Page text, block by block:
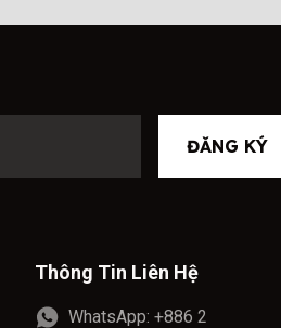
ĐĂNG KÝ
Thông Tin Liên Hệ
WhatsApp: +886 2